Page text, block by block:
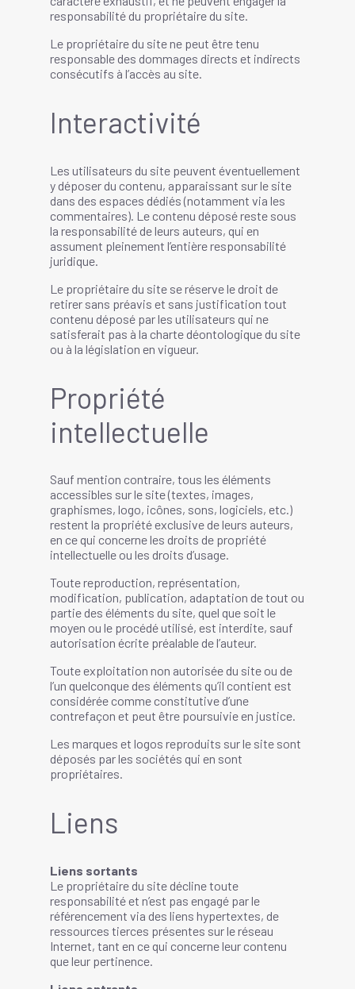
responsabilité du propriétaire du site.
Le propriétaire du site ne peut être tenu
responsable des dommages directs et indirects
consécutifs à l’accès au site.
Interactivité
Les utilisateurs du site peuvent éventuellement
y déposer du contenu, apparaissant sur le site
dans des espaces dédiés (notamment via les
commentaires). Le contenu déposé reste sous
la responsabilité de leurs auteurs, qui en
assument pleinement l’entière responsabilité
juridique.
Le propriétaire du site se réserve le droit de
retirer sans préavis et sans justification tout
contenu déposé par les utilisateurs qui ne
satisferait pas à la charte déontologique du site
ou à la législation en vigueur.
Propriété
intellectuelle
Sauf mention contraire, tous les éléments
accessibles sur le site (textes, images,
graphismes, logo, icônes, sons, logiciels, etc.)
restent la propriété exclusive de leurs auteurs,
en ce qui concerne les droits de propriété
intellectuelle ou les droits d’usage.
Toute reproduction, représentation,
modification, publication, adaptation de tout ou
partie des éléments du site, quel que soit le
moyen ou le procédé utilisé, est interdite, sauf
autorisation écrite préalable de l’auteur.
Toute exploitation non autorisée du site ou de
l’un quelconque des éléments qu’il contient est
considérée comme constitutive d’une
contrefaçon et peut être poursuivie en justice.
Les marques et logos reproduits sur le site sont
déposés par les sociétés qui en sont
propriétaires.
Liens
Liens sortants
Le propriétaire du site décline toute
responsabilité et n’est pas engagé par le
référencement via des liens hypertextes, de
ressources tierces présentes sur le réseau
Internet, tant en ce qui concerne leur contenu
que leur pertinence.